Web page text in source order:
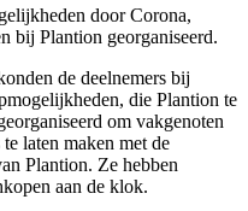
door Corona,
bij Plantion georganiseerd.
de deelnemers bij
die Plantion te
om vakgenoten
laten maken met de
Plantion. Ze hebben
aan de klok.